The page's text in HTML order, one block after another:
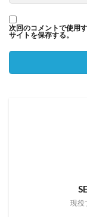
次回のコメントで使用
サイトを保存する。
現役